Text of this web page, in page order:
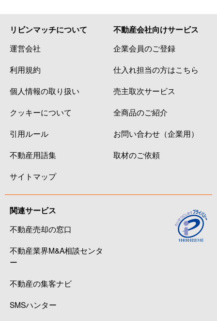
リビンマッチについて
運営会社
利用規約
個人情報の取り扱い
クッキーについて
引用ルール
不動産用語集
サイトマップ
不動産会社向けサービス
企業会員のご登録
仕入れ担当の方はこちら
売主取次サービス
全商品のご紹介
お問い合わせ（企業用）
取材のご依頼
関連サービス
不動産売却の窓口
不動産業界M&A相談センタ
ー
不動産の集客ナビ
SMSハンター